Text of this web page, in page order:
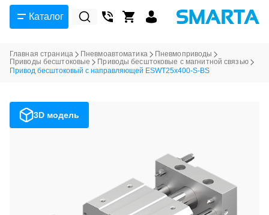
Каталог
Главная страница Пневмоавтоматика
Пневмоприводы
Приводы бесштоковые
Приводы бесштоковые с магнитной связью
Привод бесштоковый с направляющей ESWT25x400-S-BS
3D модель